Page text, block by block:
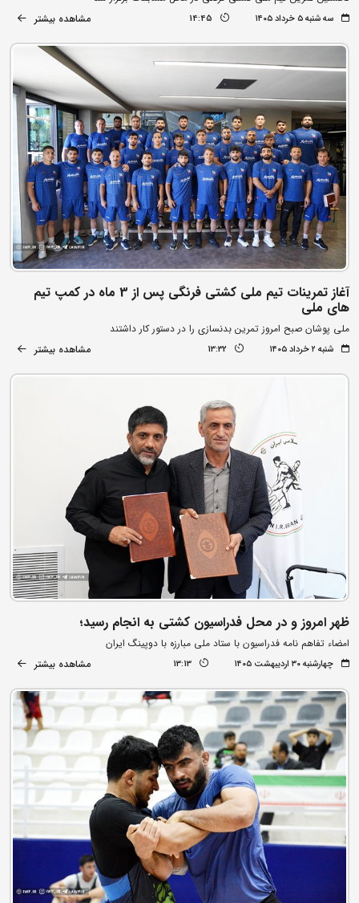
سه شنبه ۵ خرداد ۱۴۰۵ 14:45 مشاهده بیشتر
آغاز تمرینات تیم ملی کشتی فرنگی پس از 3 ماه در کمپ تیم
های ملی
ملی پوشان صبح امروز تمرین بدنسازی را در دستور کار داشتند
شنبه ۲ خرداد ۱۴۰۵ 13:32 مشاهده بیشتر
ظهر امروز و در محل فدراسیون کشتی به انجام رسید؛
امضاء تفاهم نامه فدراسیون با ستاد ملی مبارزه با دوپینگ ایران
چهارشنبه ۳۰ اردیبهشت ۱۴۰۵ 13:13 مشاهده بیشتر